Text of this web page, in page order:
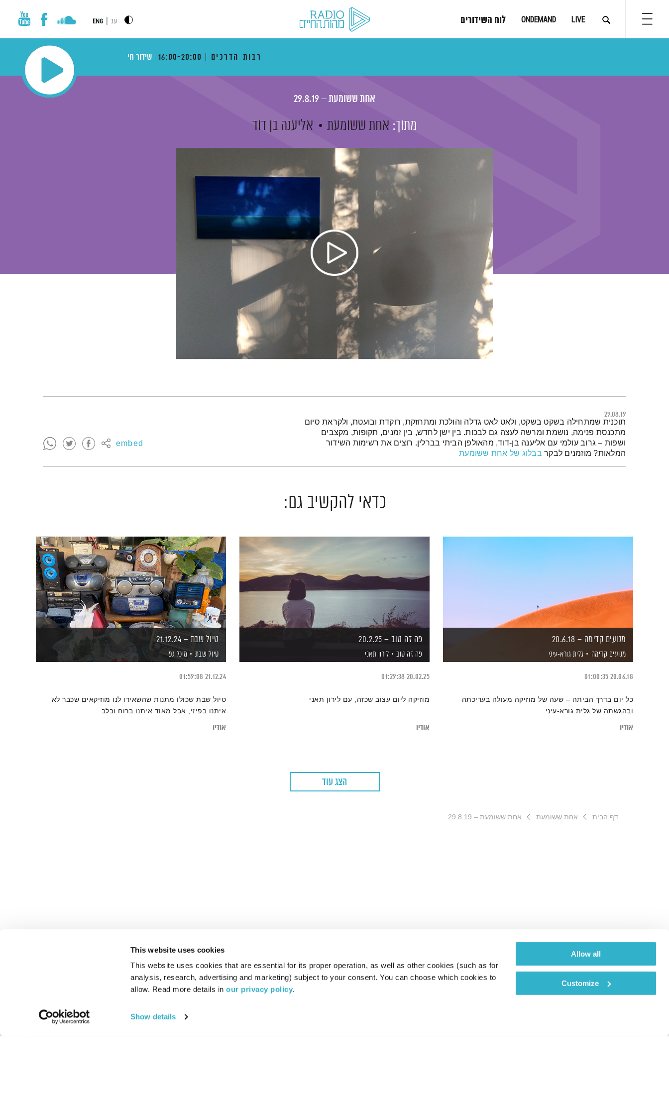
This website uses cookies
This website uses cookies that are essential for its proper operation, as well as other cookies (such as for
analysis, research, advertising and marketing) subject to your consent. You can choose which cookies to
allow. Read more details in our privacy policy.
Show details
Allow all
Customize
LIVE
ONDEMAND לוח השידורים עב ENG
רבות הדרכים 16:00-20:00 שידור חי
אחת ששומעת – 29.8.19
מתוך: אחת ששומעת אליענה בן דוד
29.08.19
embed
תמצית הפודקאסט
תוכנית שמתחילה בשקט בשקט, ולאט לאט גדלה והולכת ומתחזקת, רוקדת ובועטת, ולקראת סיום
מתכנסת פנימה, נושמת ומרשה לעצה גם לבכות. בין ישן לחדש, בין זמנים, תקופות, מקצבים
ושפות – גרוב עולמי עם אליענה בן-דוד, מהאולפן הביתי בברלין. רוצים את רשימות השידור
המלאות? מוזמנים לבקר בבלוג של אחת ששומעת
כדאי להקשיב גם:
מנועים קדימה – 20.6.18
מנועים קדימה גלית גורא-עיני
20.06.18
01:00:35
כל יום בדרך הביתה – שעה של מוזיקה מעולה בעריכתה
ובהגשתה של גלית גורא-עיני.
אודיו
פה זה טוב – 20.2.25
פה זה טוב לירון תאני
20.02.25
01:29:38
מוזיקה ליום עצוב שכזה, עם לירון תאני
אודיו
טיול שבת – 21.12.24
טיול שבת מיכל גפן
21.12.24
01:59:08
טיול שבת שכולו מתנות שהשאירו לנו מוזיקאים שכבר לא
איתנו בפיזי, אבל מאוד איתנו ברוח ובלב
אודיו
הצג עוד
דף הבית אחת ששומעת אחת ששומעת – 29.8.19